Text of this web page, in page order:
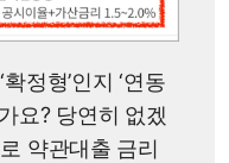
정형’인지 ‘연동
요? 당연히 없겠
약관대출 금리